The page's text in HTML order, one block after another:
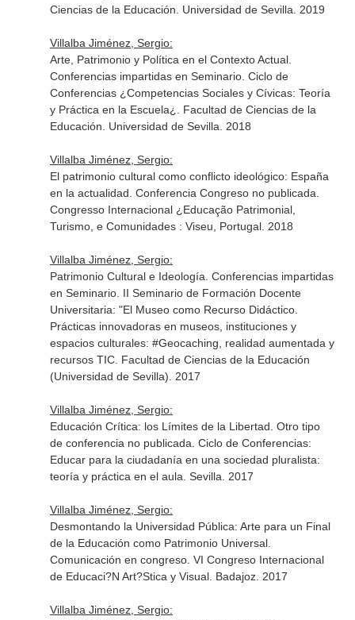
Ciencias de la Educación. Universidad de Sevilla. 2019
Villalba Jiménez, Sergio:
Arte, Patrimonio y Política en el Contexto Actual.
Conferencias impartidas en Seminario. Ciclo de
Conferencias ¿Competencias Sociales y Cívicas: Teoría
y Práctica en la Escuela¿. Facultad de Ciencias de la
Educación. Universidad de Sevilla. 2018
Villalba Jiménez, Sergio:
El patrimonio cultural como conflicto ideológico: España
en la actualidad. Conferencia Congreso no publicada.
Congresso Internacional ¿Educação Patrimonial,
Turismo, e Comunidades : Viseu, Portugal. 2018
Villalba Jiménez, Sergio:
Patrimonio Cultural e Ideología. Conferencias impartidas
en Seminario. II Seminario de Formación Docente
Universitaria: "El Museo como Recurso Didáctico.
Prácticas innovadoras en museos, instituciones y
espacios culturales: #Geocaching, realidad aumentada y
recursos TIC. Facultad de Ciencias de la Educación
(Universidad de Sevilla). 2017
Villalba Jiménez, Sergio:
Educación Crítica: los Límites de la Libertad. Otro tipo
de conferencia no publicada. Ciclo de Conferencias:
Educar para la ciudadanía en una sociedad pluralista:
teoría y práctica en el aula. Sevilla. 2017
Villalba Jiménez, Sergio:
Desmontando la Universidad Pública: Arte para un Final
de la Educación como Patrimonio Universal.
Comunicación en congreso. VI Congreso Internacional
de Educaci?N Art?Stica y Visual. Badajoz. 2017
Villalba Jiménez, Sergio: